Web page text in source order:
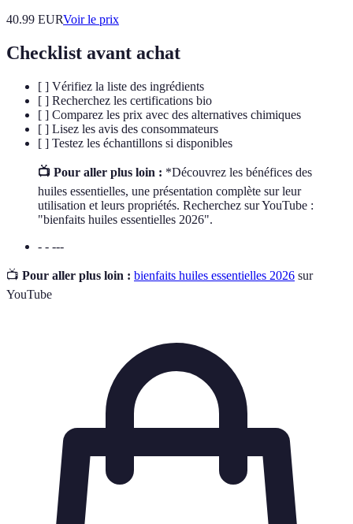
40.99 EURVoir le prix
Checklist avant achat
[ ] Vérifiez la liste des ingrédients
[ ] Recherchez les certifications bio
[ ] Comparez les prix avec des alternatives chimiques
[ ] Lisez les avis des consommateurs
[ ] Testez les échantillons si disponibles
📺 Pour aller plus loin : *Découvrez les bénéfices des
huiles essentielles, une présentation complète sur leur
utilisation et leurs propriétés. Recherchez sur YouTube :
"bienfaits huiles essentielles 2026".
- - ---
📺 Pour aller plus loin : bienfaits huiles essentielles 2026 sur
YouTube